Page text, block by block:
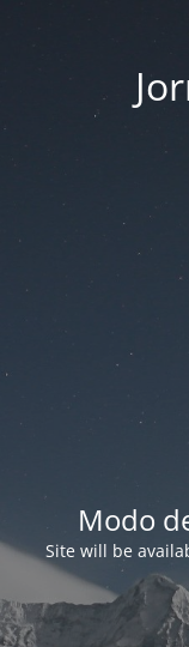
Modo
Site will be